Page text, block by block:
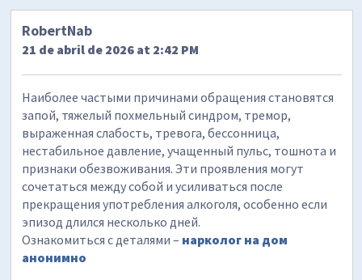
RobertNab
21 de abril de 2026 at 2:42 PM
Наиболее частыми причинами обращения становятся
запой, тяжелый похмельный синдром, тремор,
выраженная слабость, тревога, бессонница,
нестабильное давление, учащенный пульс, тошнота и
признаки обезвоживания. Эти проявления могут
сочетаться между собой и усиливаться после
прекращения употребления алкоголя, особенно если
эпизод длился несколько дней.
Ознакомиться с деталями – нарколог на дом
анонимно